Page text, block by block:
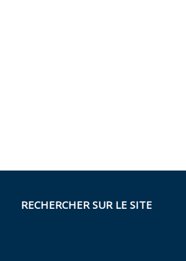
RECHERCHER SUR LE SITE